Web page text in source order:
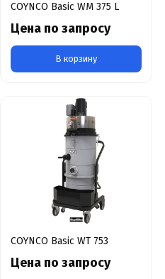
COYNCO Basic WM 375 L
Цена по запросу
В корзину
COYNCO Basic WT 753
Цена по запросу